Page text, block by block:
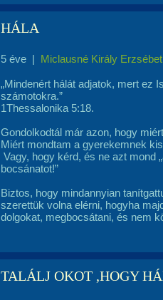
HÁLA
5 éve | Miclausné Király Erzsébet
„Mindenért hálát adjatok, mert ez
számotokra.”
1Thessalonika 5:18.
Gondolkodtál már azon, hogy
Miért mondtam a gyerekemnek
Vagy, hogy kérd, és ne azt mond
bocsánatot!”
Biztos, hogy mindannyian
szerettük volna elérni, hogyha
dolgokat, megbocsátani, és nem
TALÁLJ OKOT ,HOGY